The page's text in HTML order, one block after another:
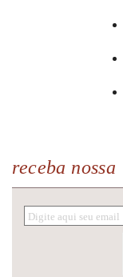
receba nossa